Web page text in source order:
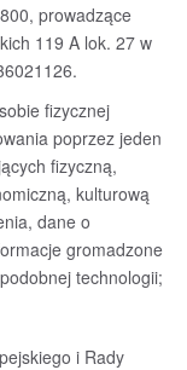
prowadzące
119 A lok. 27 w
fizycznej
poprzez jeden
fizyczną,
kulturową
dane o
gromadzone
technologii;
i Rady